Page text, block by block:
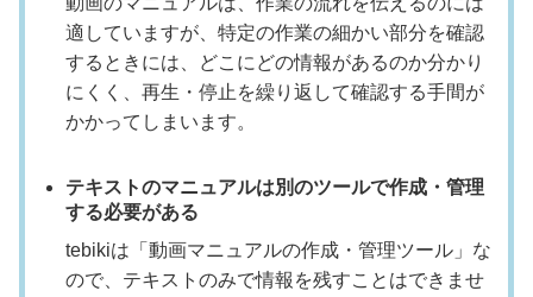
適していますが、特定の作業の細かい部分を確認
するときには、どこにどの情報があるのか分かり
にくく、再生・停止を繰り返して確認する手間が
かかってしまいます。
テキストのマニュアルは別のツールで作成・管理
する必要がある
tebikiは「動画マニュアルの作成・管理ツール」な
ので、テキストのみで情報を残すことはできませ